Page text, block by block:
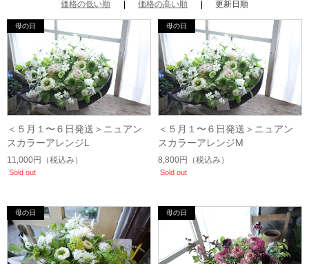
価格の低い順 価格の高い順 更新日順
＜５月１〜６日発送＞ニュアン
スカラーアレンジL
11,000円 （税込み）
Sold out
＜５月１〜６日発送＞ニュアン
スカラーアレンジM
8,800円 （税込み）
Sold out